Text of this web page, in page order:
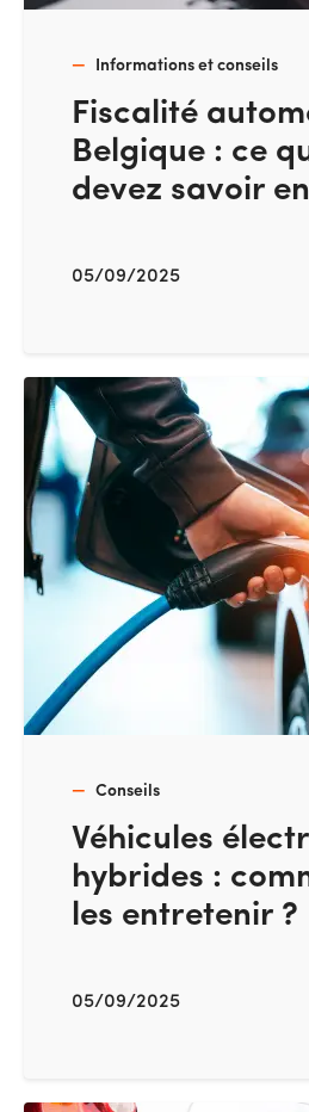
Informations et conseils
Fiscalité
Belgique : ce
devez savoir
05/09/2025
Conseils
Véhicules
hybrides :
les entretenir ?
05/09/2025